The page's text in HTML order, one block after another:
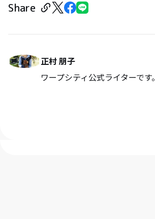
Share
正村 朋子
ワープシティ公式ライターです。